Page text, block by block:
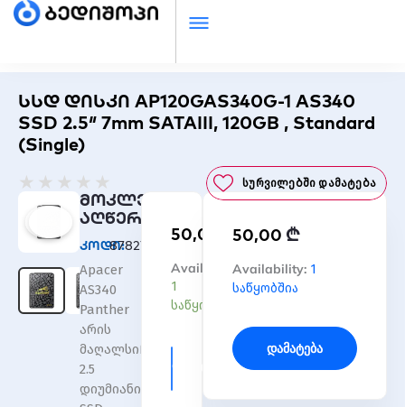
სსდ დისკი AP120GAS340G-1 AS340
SSD 2.5″ 7mm SATAIII, 120GB , Standard
(Single)
★ ★ ★ ★ ★
0
out
5
Სურვილებში Დამატება
მოკლე
აღწერა
კოდი:878270
Apacer
AS340
Panther
არის
მაღალსიჩქარიანი
2.5
დიუმიანი
50,00 ₾
Availability:
1
საწყობშია
რაოდენობა:
სსდ
დისკი
2.5"
Დამატება
50,00 ₾
Availability: 1
საწყობშია
რაოდენობა:
სსდ
1
AS340
Დამატება